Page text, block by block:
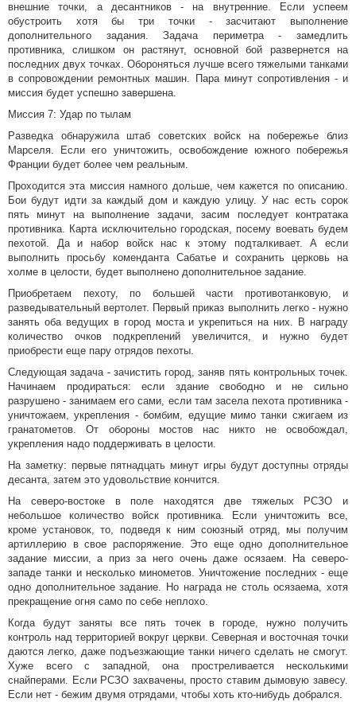
внешние точки, а десантников - на внутренние. Если успеем
обустроить хотя бы три точки - засчитают выполнение
дополнительного задания. Задача периметра - замедлить
противника, слишком он растянут, основной бой развернется на
последних двух точках. Обороняться лучше всего тяжелыми танками
в сопровождении ремонтных машин. Пара минут сопротивления - и
миссия будет успешно завершена.
Миссия 7: Удар по тылам
Разведка обнаружила штаб советских войск на побережье близ
Марселя. Если его уничтожить, освобождение южного побережья
Франции будет более чем реальным.
Проходится эта миссия намного дольше, чем кажется по описанию.
Бои будут идти за каждый дом и каждую улицу. У нас есть сорок
пять минут на выполнение задачи, засим последует контратака
противника. Карта исключительно городская, посему воевать будем
пехотой. Да и набор войск нас к этому подталкивает. А если
выполнить просьбу коменданта Сабатье и сохранить церковь на
холме в целости, будет выполнено дополнительное задание.
Приобретаем пехоту, по большей части противотанковую, и
разведывательный вертолет. Первый приказ выполнить легко - нужно
занять оба ведущих в город моста и укрепиться на них. В награду
количество очков подкреплений увеличится, и нужно будет
приобрести еще пару отрядов пехоты.
Следующая задача - зачистить город, заняв пять контрольных точек.
Начинаем продираться: если здание свободно и не сильно
разрушено - занимаем его сами, если там засела пехота противника -
уничтожаем, укрепления - бомбим, едущие мимо танки сжигаем из
гранатометов. От обороны мостов нас никто не освобождал,
укрепления надо поддерживать в целости.
На заметку: первые пятнадцать минут игры будут доступны отряды
десанта, затем это удовольствие кончится.
На северо-востоке в поле находятся две тяжелых РСЗО и
небольшое количество войск противника. Если уничтожить все,
кроме установок, то, подведя к ним союзный отряд, мы получим
артиллерию в свое распоряжение. Это еще одно дополнительное
задание миссии, а приз за него очень даже осязаем. На северо-
западе танки и несколько минометов. Уничтожение последних - еще
одно дополнительное задание. Но награда не столь осязаема, хотя
прекращение огня само по себе неплохо.
Когда будут заняты все пять точек в городе, нужно получить
контроль над территорией вокруг церкви. Северная и восточная точки
даются легко, даже подъезжающие танки ничего сделать не смогут.
Хуже всего с западной, она простреливается несколькими
снайперами. Если РСЗО захвачены, просто ставим дымовую завесу.
Если нет - бежим двумя отрядами, чтобы хоть кто-нибудь добрался.